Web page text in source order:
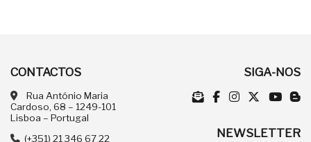
CONTACTOS
Rua António Maria
Cardoso, 68 – 1249-101
Lisboa – Portugal
(+351) 21 346 67 22
SIGA-NOS
NEWSLETTER